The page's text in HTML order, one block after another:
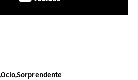
OcioSorprendente